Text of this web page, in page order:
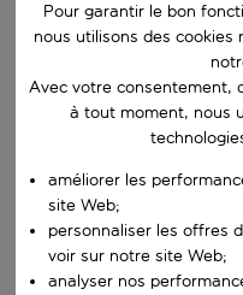
Commencez à taper pour
Choisissez votre
Choisissez une date de
Choisissez vos dates
Quand
Pour garantir le bon
nous utilisons des
Avec votre consentement,
à tout moment, nous
améliorer les
site Web;
personnaliser les offres
voir sur notre site Web;
analyser nos